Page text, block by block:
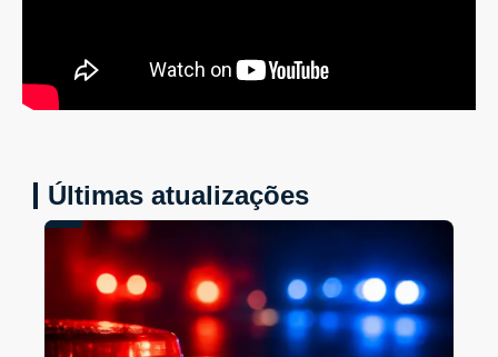
Últimas atualizações